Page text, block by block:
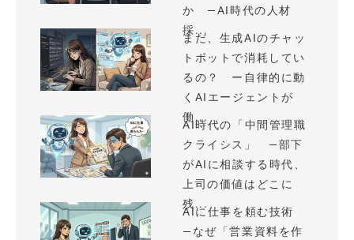
か —AI時代の人材
採...
まだ、生成AIのチャッ
トボットで消耗してい
るの？ ー自律的に動
くAIエージェントが
働...
AI時代の「中間管理職
クライシス」 —部下
がAIに相談する時代、
上司の価値はどこに
残...
AIに仕事を頼む技術
—なぜ「営業資料を作